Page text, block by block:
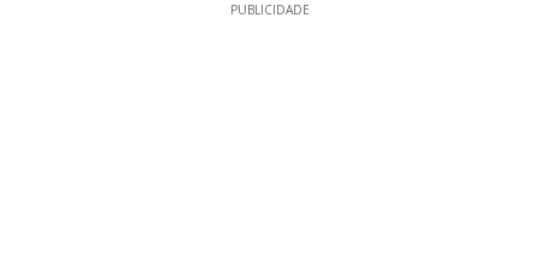
PUBLICIDADE